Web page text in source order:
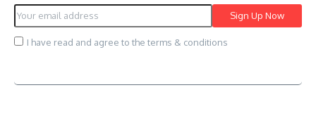
I have read and agree to the terms & conditions